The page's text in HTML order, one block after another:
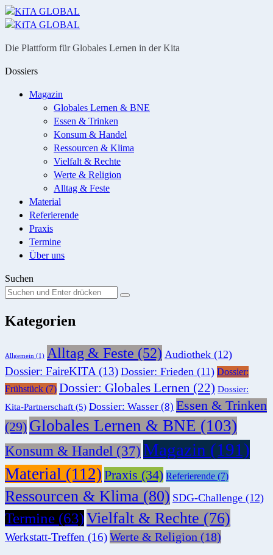
Menü
Suche
Die Plattform für Globales Lernen in der Kita
Dossiers
Magazin
Globales Lernen & BNE
Essen & Trinken
Konsum & Handel
Ressourcen & Klima
Vielfalt & Rechte
Werte & Religion
Alltag & Feste
Material
Referierende
Praxis
Termine
Über uns
Suchen
Suchen
nach:
Suche
Kategorien
Allgemein (1) Alltag & Feste (52) Audiothek (12)
Dossier: FaireKITA (13) Dossier: Frieden (11) Dossier:
Frühstück (7) Dossier: Globales Lernen (22) Dossier:
Kita-Partnerschaft (5) Dossier: Wasser (8) Essen & Trinken
(29) Globales Lernen & BNE (103)
Konsum & Handel (37) Magazin (191)
Material (112) Praxis (34) Referierende (7)
Ressourcen & Klima (80) SDG-Challenge (12)
Termine (63)Vielfalt & Rechte (76)
Werkstatt-Treffen (16)Werte & Religion (18)